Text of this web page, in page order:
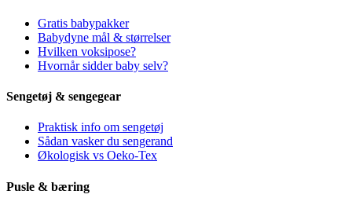
Gratis babypakker
Babydyne mål & størrelser
Hvilken voksipose?
Hvornår sidder baby selv?
Sengetøj & sengegear
Praktisk info om sengetøj
Sådan vasker du sengerand
Økologisk vs Oeko-Tex
Pusle & bæring